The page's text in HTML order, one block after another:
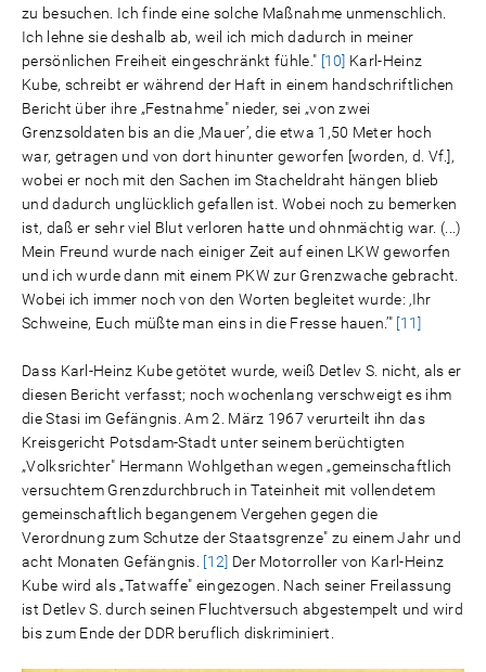
zu besuchen. Ich finde eine solche Maßnahme unmenschlich.
Ich lehne sie deshalb ab, weil ich mich dadurch in meiner
persönlichen Freiheit eingeschränkt fühle." [10] Karl-Heinz
Kube, schreibt er während der Haft in einem handschriftlichen
Bericht über ihre „Festnahme" nieder, sei „von zwei
Grenzsoldaten bis an die ‚Mauer’, die etwa 1,50 Meter hoch
war, getragen und von dort hinunter geworfen [worden, d. Vf.],
wobei er noch mit den Sachen im Stacheldraht hängen blieb
und dadurch unglücklich gefallen ist. Wobei noch zu bemerken
ist, daß er sehr viel Blut verloren hatte und ohnmächtig war. (...)
Mein Freund wurde nach einiger Zeit auf einen LKW geworfen
und ich wurde dann mit einem PKW zur Grenzwache gebracht.
Wobei ich immer noch von den Worten begleitet wurde: ‚Ihr
Schweine, Euch müßte man eins in die Fresse hauen.’" [11]
Dass Karl-Heinz Kube getötet wurde, weiß Detlev S. nicht, als er
diesen Bericht verfasst; noch wochenlang verschweigt es ihm
die Stasi im Gefängnis. Am 2. März 1967 verurteilt ihn das
Kreisgericht Potsdam-Stadt unter seinem berüchtigten
„Volksrichter" Hermann Wohlgethan wegen „gemeinschaftlich
versuchtem Grenzdurchbruch in Tateinheit mit vollendetem
gemeinschaftlich begangenem Vergehen gegen die
Verordnung zum Schutze der Staatsgrenze" zu einem Jahr und
acht Monaten Gefängnis. [12] Der Motorroller von Karl-Heinz
Kube wird als „Tatwaffe" eingezogen. Nach seiner Freilassung
ist Detlev S. durch seinen Fluchtversuch abgestempelt und wird
bis zum Ende der DDR beruflich diskriminiert.